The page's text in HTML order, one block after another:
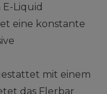
Liquid
eine konstante
mit einem
das Flerbar